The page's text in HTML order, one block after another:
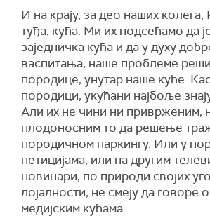
И на крају, за део наших колега,
туђа, кућа. Ми их подсећамо да
заједничка кућа и да у духу
васпитања, наше проблеме
породице, унутар наше куће.
породици, укућани најбоље
Али их не чини ни приврженим,
плодоносним то да решење
породичном паркингу. Или у
петицијама, или на другим
новинари, по природи својих
лојалности, не смеју да говоре
медијским кућама.